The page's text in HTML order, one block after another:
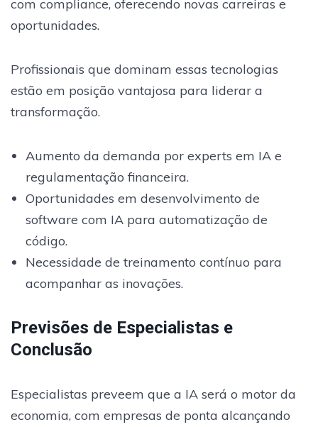
com compliance, oferecendo novas carreiras e
oportunidades.
Profissionais que dominam essas tecnologias
estão em posição vantajosa para liderar a
transformação.
Aumento da demanda por experts em IA e
regulamentação financeira.
Oportunidades em desenvolvimento de
software com IA para automatização de
código.
Necessidade de treinamento contínuo para
acompanhar as inovações.
Previsões de Especialistas e
Conclusão
Especialistas preveem que a IA será o motor da
economia, com empresas de ponta alcançando